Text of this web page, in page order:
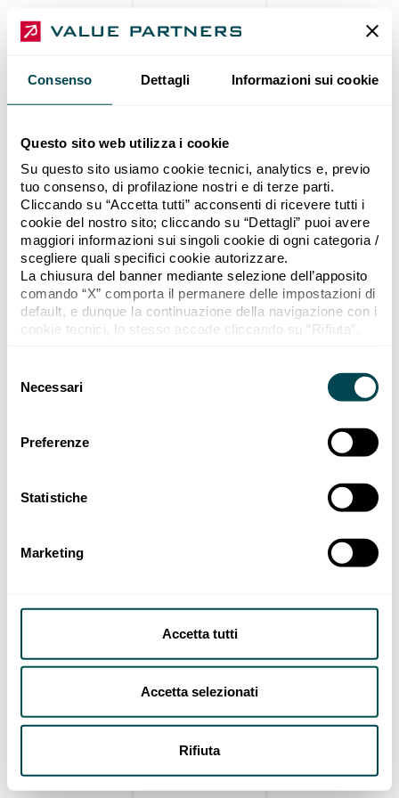
Consenso Dettagli Informazioni sui cookie
Questo sito web utilizza i cookie
Su questo sito usiamo cookie tecnici, analytics e, previo
tuo consenso, di profilazione nostri e di terze parti.
Cliccando su “Accetta tutti” acconsenti di ricevere tutti i
cookie del nostro sito; cliccando su “Dettagli” puoi avere
maggiori informazioni sui singoli cookie di ogni categoria /
scegliere quali specifici cookie autorizzare.
La chiusura del banner mediante selezione dell’apposito
comando “X” comporta il permanere delle impostazioni di
default, e dunque la continuazione della navigazione con i
cookie tecnici, lo stesso accade cliccando su “Rifiuta”.
Necessari
Preferenze
Statistiche
Marketing
Accetta tutti
Accetta selezionati
Rifiuta